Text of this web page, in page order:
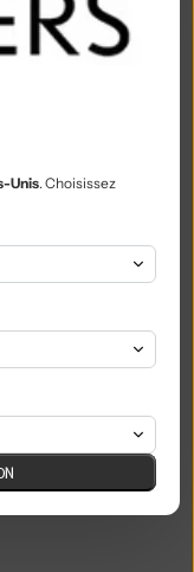
₪)
(PGK K)
Unis. Choisissez